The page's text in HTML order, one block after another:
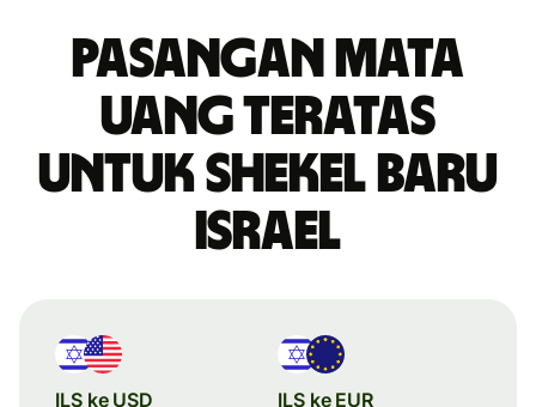
Pasangan mata
uang teratas
untuk shekel baru
Israel
ILS ke USD ILS ke EUR